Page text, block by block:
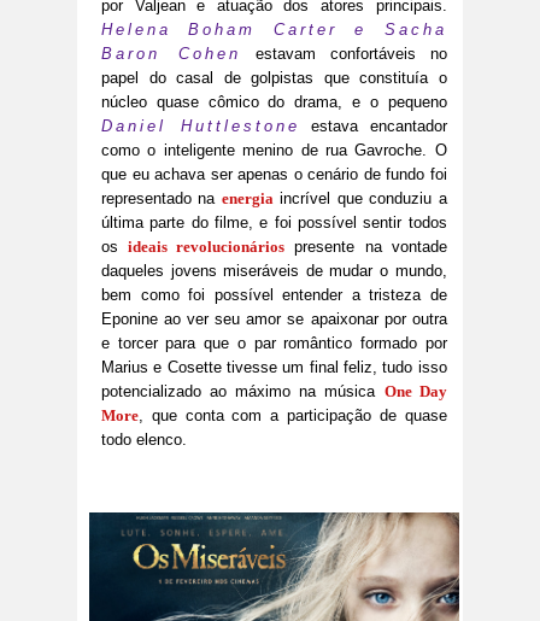
por Valjean e atuação dos atores principais.
Helena Boham Carter e Sacha
Baron Cohen
estavam confortáveis no
papel do casal de golpistas que constituía o
núcleo quase cômico do drama, e o pequeno
Daniel Huttlestone
estava encantador
como o inteligente menino de rua Gavroche. O
que eu achava ser apenas o cenário de fundo foi
representado na energia incrível que conduziu a
última parte do filme, e foi possível sentir todos
osideais revolucionários presente na vontade
daqueles jovens miseráveis de mudar o mundo,
bem como foi possível entender a tristeza de
Eponine ao ver seu amor se apaixonar por outra
e torcer para que o par romântico formado por
Marius e Cosette tivesse um final feliz, tudo isso
potencializado ao máximo na música One Day
More , que conta com a participação de quase
todo elenco.